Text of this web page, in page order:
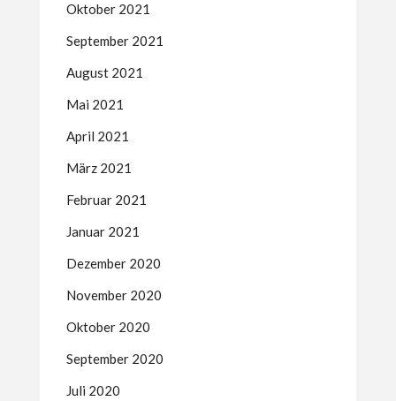
Oktober 2021
September 2021
August 2021
Mai 2021
April 2021
März 2021
Februar 2021
Januar 2021
Dezember 2020
November 2020
Oktober 2020
September 2020
Juli 2020